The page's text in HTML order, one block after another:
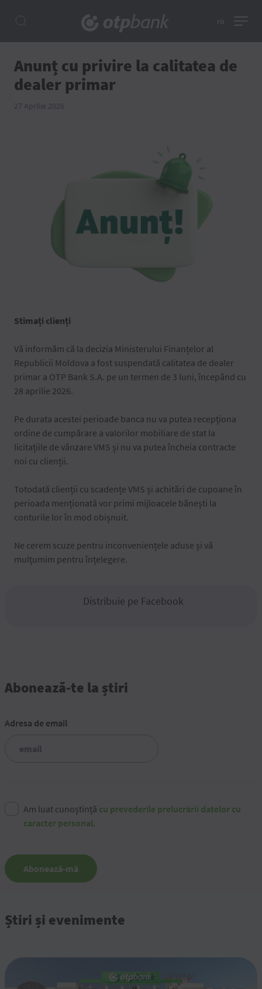
ro
Anunț cu privire la calitatea de
dealer primar
27 Aprilie 2026
Stimați clienți
Vă informăm că la decizia Ministerului Finanțelor al
Republicii Moldova a fost suspendată calitatea de dealer
primar a OTP Bank S.A. pe un termen de 3 luni, începând cu
28 aprilie 2026.
Pe durata acestei perioade banca nu va putea recepționa
ordine de cumpărare a valorilor mobiliare de stat la
licitațiile de vânzare VMS și nu va putea încheia contracte
noi cu clienții.
Totodată clienții cu scadențe VMS și achitări de cupoane în
perioada menționată vor primi mijloacele bănești la
conturile lor în mod obișnuit.
Ne cerem scuze pentru inconveniențele aduse și vă
mulțumim pentru înțelegere.
Distribuie pe Facebook
Abonează-te la știri
Adresa de email
Am luat cunoștință cu prevederile prelucrării datelor cu
caracter personal.
Abonează-mă
Știri și evenimente